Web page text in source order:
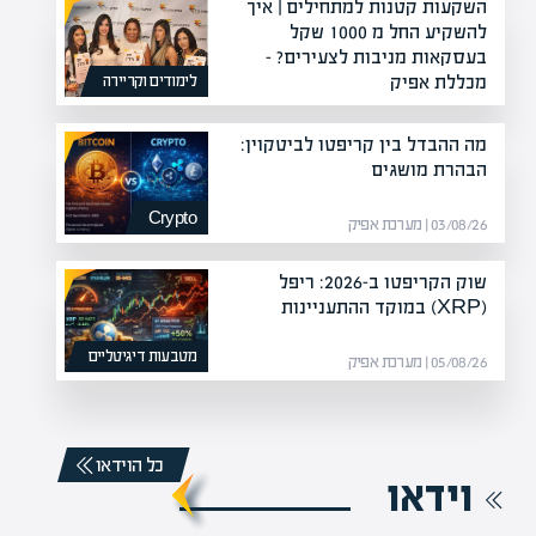
לימודים וקריירה
השקעות קטנות למתחילים | איך
להשקיע החל מ 1000 שקל
בעסקאות מניבות לצעירים? –
מכללת אפיק
Crypto
מה ההבדל בין קריפטו לביטקוין:
הבהרת מושגים
03/08/26 | מערכת אפיק
מטבעות דיגיטליים
שוק הקריפטו ב-2026: ריפל
(XRP) במוקד ההתעניינות
05/08/26 | מערכת אפיק
וידאו
כל הוידאו